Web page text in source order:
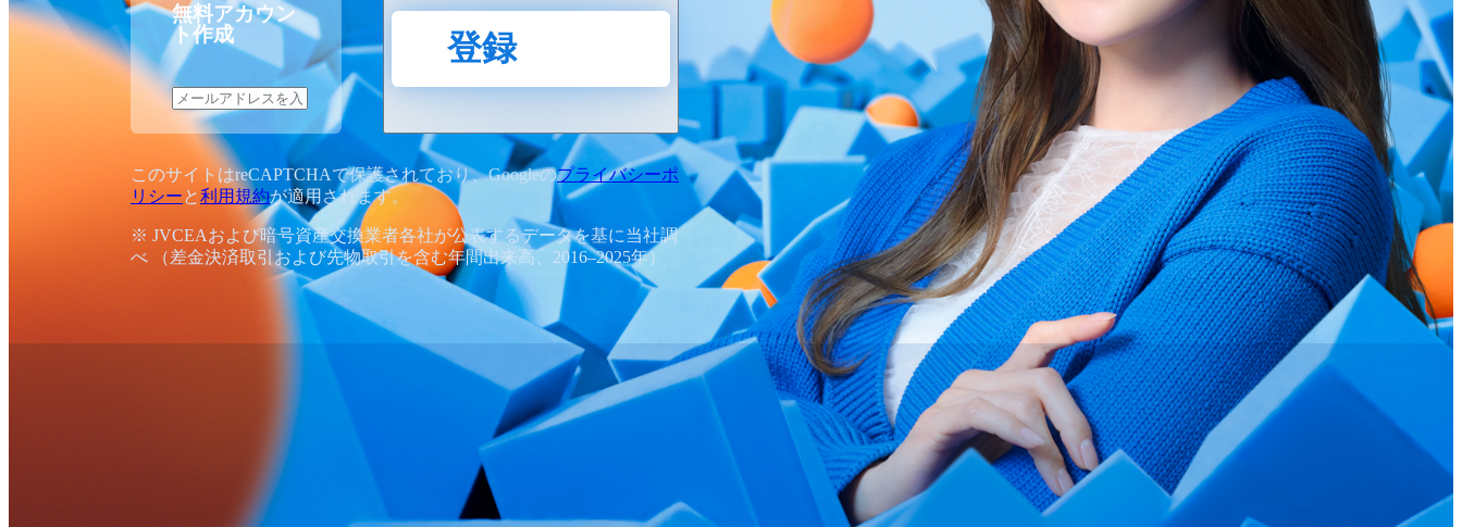
無料アカウン
ト作成
登録
このサイトはreCAPTCHAで保護されており、Googleのプライバシーポ
リシーと利用規約が適用されます。
※ JVCEAおよび暗号資産交換業者各社が公表するデータを基に当社調
べ （差金決済取引および先物取引を含む年間出来高、2016–2025年）